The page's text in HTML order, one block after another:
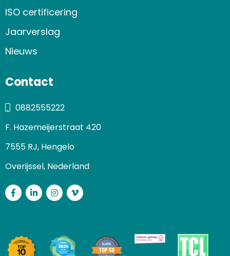
ISO certificering
Jaarverslag
Nieuws
Contact
0882555222
F. Hazemeijerstraat 420
7555 RJ, Hengelo
Overijssel, Nederland
Facebook
LinkedInInstagram
Vimeo